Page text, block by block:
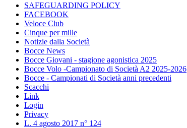
SAFEGUARDING POLICY
FACEBOOK
Veloce Club
Cinque per mille
Notizie dalla Società
Bocce News
Bocce Giovani - stagione agonistica 2025
Bocce Volo -Campionato di Società A2 2025-2026
Bocce - Campionati di Società anni precedenti
Scacchi
Link
Login
Privacy
L. 4 agosto 2017 n° 124